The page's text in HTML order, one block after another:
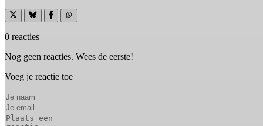
0 reacties
Nog geen reacties. Wees de eerste!
Voeg je reactie toe